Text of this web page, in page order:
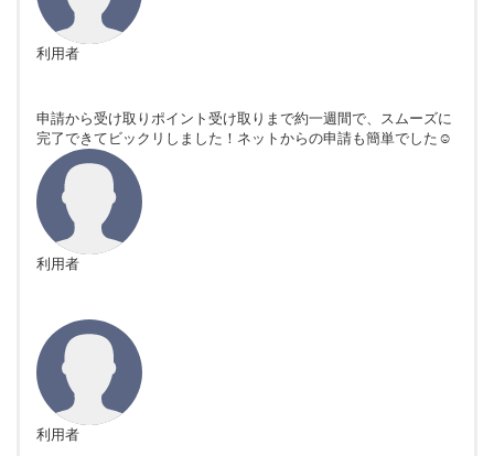
利用者
申請から受け取りポイント受け取りまで約一週間で、スムーズに
完了できてビックリしました！ネットからの申請も簡単でした☺
利用者
利用者